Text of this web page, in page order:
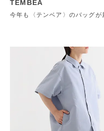
TEMBEA
今年も〈テンベア〉のバッグが